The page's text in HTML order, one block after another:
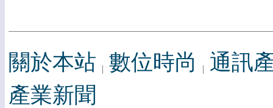
關於本站 數位時尚
通訊
產業新聞